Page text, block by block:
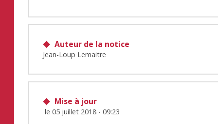
Auteur de la notice
Jean-Loup Lemaitre
Mise à jour
le05 juillet 2018 - 09:23